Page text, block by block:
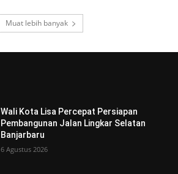
Muat lebih banyak
Wali Kota Lisa Percepat Persiapan
Pembangunan Jalan Lingkar Selatan
Banjarbaru
6 Agustus 2026